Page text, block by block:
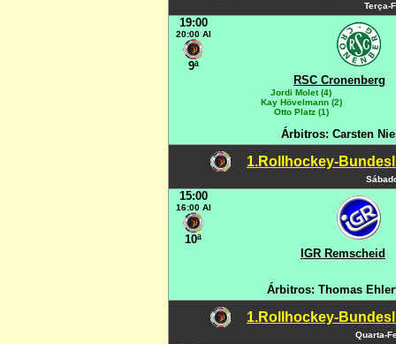
Terça-
19:00
20:00 Al
9ª
RSC Cronenberg
Jordi Molet (4)
Kay Hövelmann (2)
Otto Platz (1)
Árbitros: Carsten
1.Rollhockey-
15:00
16:00 Al
10ª
IGR Remscheid
Árbitros: Thomas
1.Rollhockey-
Quarta-